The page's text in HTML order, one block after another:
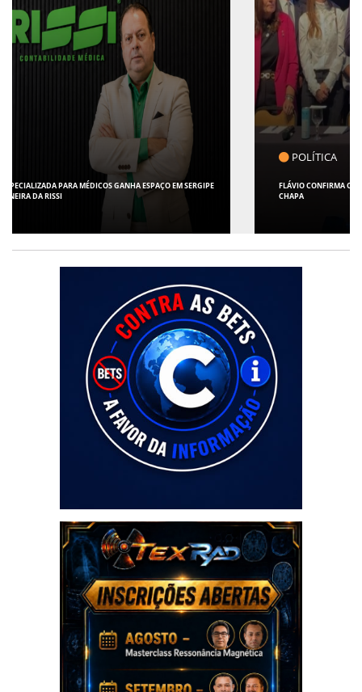
POLÍTICA
FLÁVIO CONFIRMA O DEPUTADO ALFREDO GASPAR COMO VICE EM SUA
CHAPA